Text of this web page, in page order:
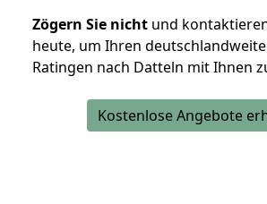
Zögern Sie nicht und
heute, um Ihren
Ratingen nach Datteln mit Ihnen
Kostenlose Angebote